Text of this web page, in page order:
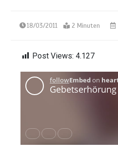
18/03/2011 2 Minuten
Post Views: 4.127